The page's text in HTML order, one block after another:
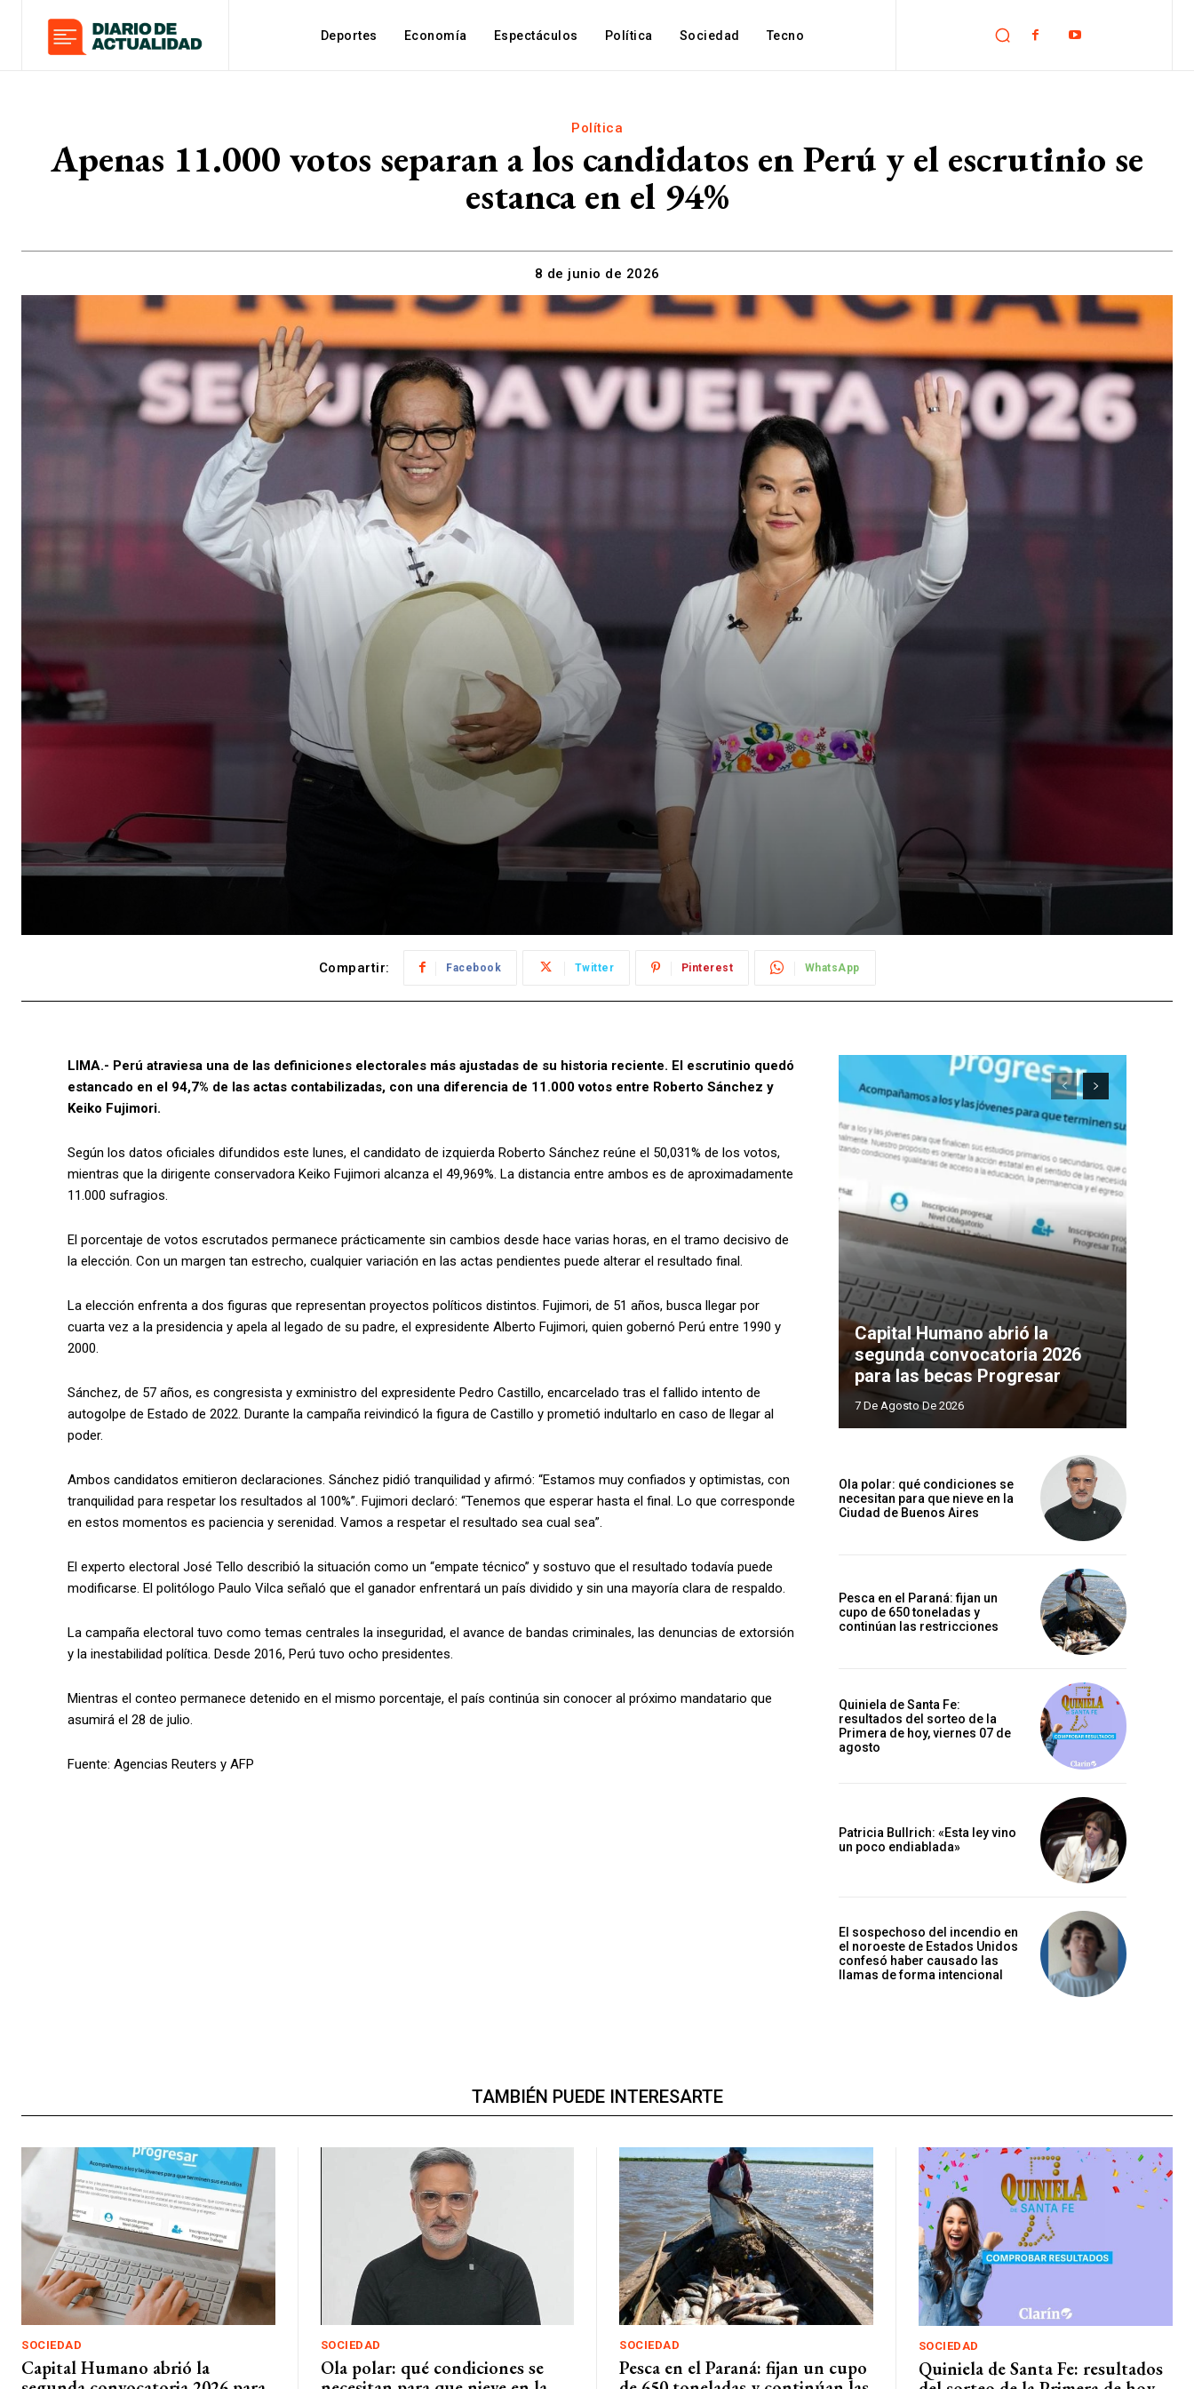
Deportes Economía Espectáculos Política Sociedad Tecno
Política
Apenas 11.000 votos separan a los candidatos en Perú y el escrutinio se
estanca en el 94%
8 de junio de 2026
Compartir: Facebook Twitter Pinterest WhatsApp
LIMA.- Perú atraviesa una de las definiciones electorales más ajustadas de su historia reciente. El escrutinio quedó
estancado en el 94,7% de las actas contabilizadas, con una diferencia de 11.000 votos entre Roberto Sánchez y
Keiko Fujimori.
Según los datos oficiales difundidos este lunes, el candidato de izquierda Roberto Sánchez reúne el 50,031% de los votos,
mientras que la dirigente conservadora Keiko Fujimori alcanza el 49,969%. La distancia entre ambos es de aproximadamente
11.000 sufragios.
El porcentaje de votos escrutados permanece prácticamente sin cambios desde hace varias horas, en el tramo decisivo de
la elección. Con un margen tan estrecho, cualquier variación en las actas pendientes puede alterar el resultado final.
La elección enfrenta a dos figuras que representan proyectos políticos distintos. Fujimori, de 51 años, busca llegar por
cuarta vez a la presidencia y apela al legado de su padre, el expresidente Alberto Fujimori, quien gobernó Perú entre 1990 y
2000.
Sánchez, de 57 años, es congresista y exministro del expresidente Pedro Castillo, encarcelado tras el fallido intento de
autogolpe de Estado de 2022. Durante la campaña reivindicó la figura de Castillo y prometió indultarlo en caso de llegar al
poder.
Ambos candidatos emitieron declaraciones. Sánchez pidió tranquilidad y afirmó: “Estamos muy confiados y optimistas, con
tranquilidad para respetar los resultados al 100%”. Fujimori declaró: “Tenemos que esperar hasta el final. Lo que corresponde
en estos momentos es paciencia y serenidad. Vamos a respetar el resultado sea cual sea”.
El experto electoral José Tello describió la situación como un “empate técnico” y sostuvo que el resultado todavía puede
modificarse. El politólogo Paulo Vilca señaló que el ganador enfrentará un país dividido y sin una mayoría clara de respaldo.
La campaña electoral tuvo como temas centrales la inseguridad, el avance de bandas criminales, las denuncias de extorsión
y la inestabilidad política. Desde 2016, Perú tuvo ocho presidentes.
Mientras el conteo permanece detenido en el mismo porcentaje, el país continúa sin conocer al próximo mandatario que
asumirá el 28 de julio.
Fuente: Agencias Reuters y AFP
Capital Humano abrió la
segunda convocatoria 2026
para las becas Progresar
7 De Agosto De 2026
Ola polar: qué condiciones se
necesitan para que nieve en la
Ciudad de Buenos Aires
Pesca en el Paraná: fijan un
cupo de 650 toneladas y
continúan las restricciones
Quiniela de Santa Fe:
resultados del sorteo de la
Primera de hoy, viernes 07 de
agosto
Patricia Bullrich: «Esta ley vino
un poco endiablada»
El sospechoso del incendio en
el noroeste de Estados Unidos
confesó haber causado las
llamas de forma intencional
TAMBIÉN PUEDE INTERESARTE
SOCIEDAD
Capital Humano abrió la
SOCIEDAD
Ola polar: qué condiciones se
SOCIEDAD
Pesca en el Paraná: fijan un cupo
SOCIEDAD
Quiniela de Santa Fe: resultados